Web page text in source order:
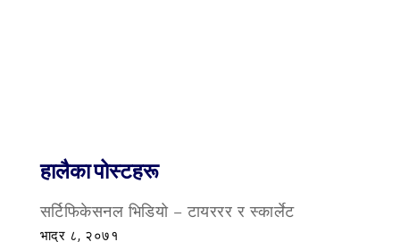
हालैका पोस्टहरू
सर्टिफिकेसनल भिडियो – टायररर र स्कार्लेट
भाद्र ८, २०७१